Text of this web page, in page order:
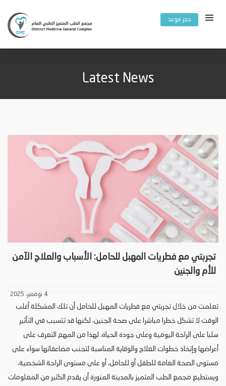
حجز موعد
Latest News
تجربتي مع فطريات المهبل للحامل: الأسباب والعلاج الآمن
للأم والجنين
4 نوفمبر، 2025
تعلمت من خلال تجربتي مع فطريات المهبل للحامل أن تلك المشكلة أغلب
الوقت لا تشكل خطرا مباشرا على صحة الجنين، لكنها قد تتسبب في التأثير
سلبا على الراحة اليومية وعلى جودة الحياة، لهذا من المهم التعرف على
أعراضها وإتخاذ خطوات العلاج والوقاية المناسبة لتجنب مضاعفاتها سواء على
مستوى الصحة العامة للطفل أو للحامل، أو على مستوى الراحة الشخصية،
ويستطيع مجمع الطب المتميز بالمدينة المنورة أن يقدم الكثير من المعلومات